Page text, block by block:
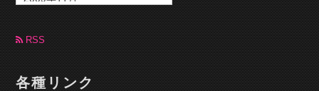
カ
ブ RSS
各種リンク